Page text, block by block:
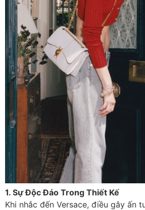
1. Sự Độc Đáo Trong Thiết Kế
Khi nhắc đến Versace, điều gây ấn